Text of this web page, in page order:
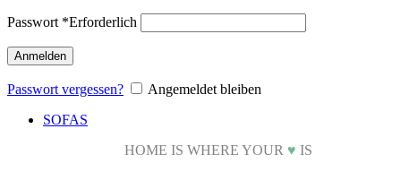
Passwort *Erforderlich
Anmelden
Passwort vergessen?
Angemeldet bleiben
SOFAS
HOME IS WHERE YOUR ♥ IS